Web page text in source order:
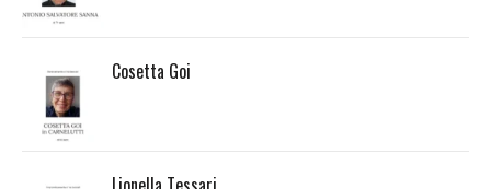
Cosetta Goi